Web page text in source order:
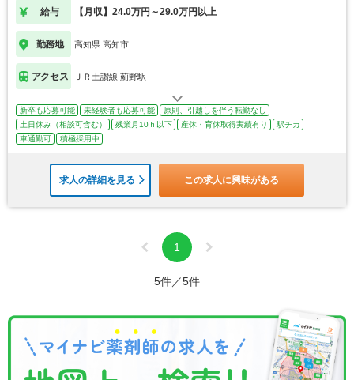
給与 【月収】24.0万円～29.0万円以上
勤務地 高知県 高知市
アクセス ＪＲ土讃線 薊野駅
新卒も応募可能 未経験者も応募可能
原則、引越しを伴う転勤なし
土日休み（相談可含む）
残業月10ｈ以下 産休・育休取得実績有り
駅チカ
車通勤可
積極採用中
求人の詳細を見る この求人に興味がある
1
5件／5件